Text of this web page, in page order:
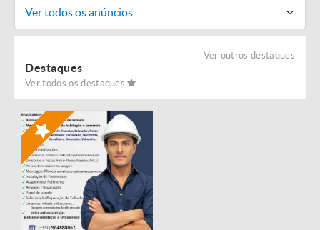
Ver todos os anúncios
Ver outros destaques
Destaques
Ver todos os destaques